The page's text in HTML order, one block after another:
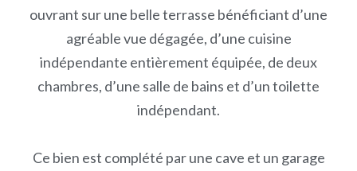
ouvrant sur une belle terrasse bénéficiant d’une
agréable vue dégagée, d’une cuisine
indépendante entièrement équipée, de deux
chambres, d’une salle de bains et d’un toilette
indépendant.
Ce bien est complété par une cave et un garage